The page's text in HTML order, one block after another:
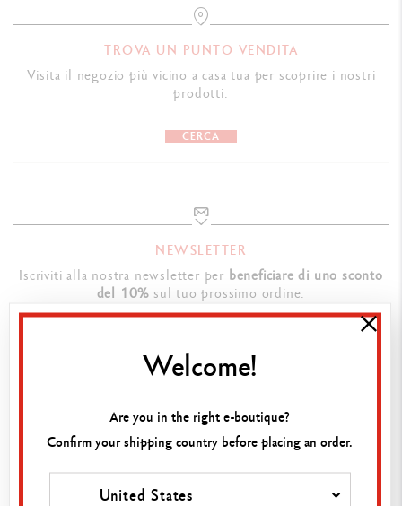
TROVA UN PUNTO VENDITA
Visita il negozio più vicino a casa tua per scoprire i nostri
prodotti.
CERCA
NEWSLETTER
Iscriviti alla nostra newsletter per beneficiare di uno sconto
del 10% sul tuo prossimo ordine.
SCEGLIENDO DI ABBONARTI, CONFERMI DI ACCETTARE LA NOSTRA POLITICA
Welcome!
Are you in the right e-boutique?
Confirm your shipping country before placing an order.
United States